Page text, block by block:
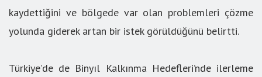
kaydettiğini ve bölgede var olan problemleri çözme
yolunda giderek artan bir istek görüldüğünü belirtti.
Türkiye’de de Binyıl Kalkınma Hedefleri’nde ilerleme